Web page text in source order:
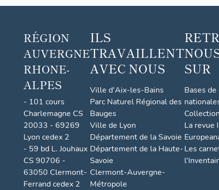
RÉGION
AUVERGNE
RHONE-
ALPES
- 101 cours
Charlemagne CS
20033 - 69269
Lyon cedex 2
- 59 bd L. Jouhaux
CS 90706 -
63050 Clermont-
Ferrand cedex 2
ILS
TRAVAILLENT
AVEC NOUS
Ville d'Aix-les-Bains
Parc Naturel Régional des
Bauges
Ville de Lyon
Département de la Savoie
Département de la Haute-
Savoie
Clermont-Auvergne-
Métropole
SUR
Bases
La revue
Les